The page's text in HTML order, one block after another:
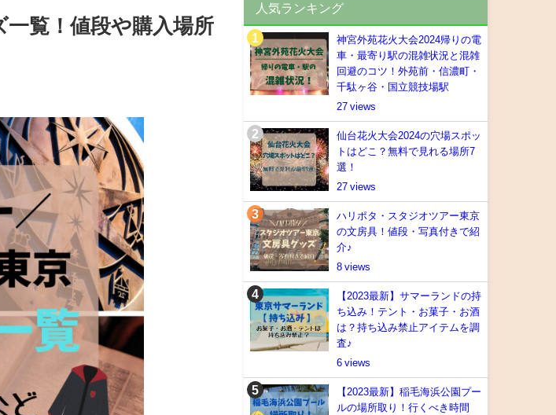
覧！値段や購入場所
人気ランキング
神宮外苑花火大会2024帰りの電
車・最寄り駅の混雑状況と混雑
回避のコツ！外苑前・信濃町・
千駄ヶ谷・国立競技場駅
27
仙台花火大会2024の穴場スポッ
トはどこ？無料で見れる場所7
選！
27
ハリポタ・スタジオツアー東京
の文房具！値段・写真付きで紹
介♪
8
【2023最新】サマーランドの持
ち込み！テント・お菓子・お酒
は？持ち込み禁止アイテムを調
査♪
6
【2023最新】稲毛海浜公園プー
ルの場所取り！行くべき時間